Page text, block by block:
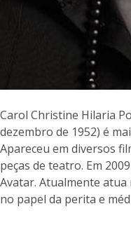
Carol Christine Hilaria
dezembro de 1952) é
Apareceu em diversos
peças de teatro. Em
Avatar. Atualmente atua
no papel da perita e